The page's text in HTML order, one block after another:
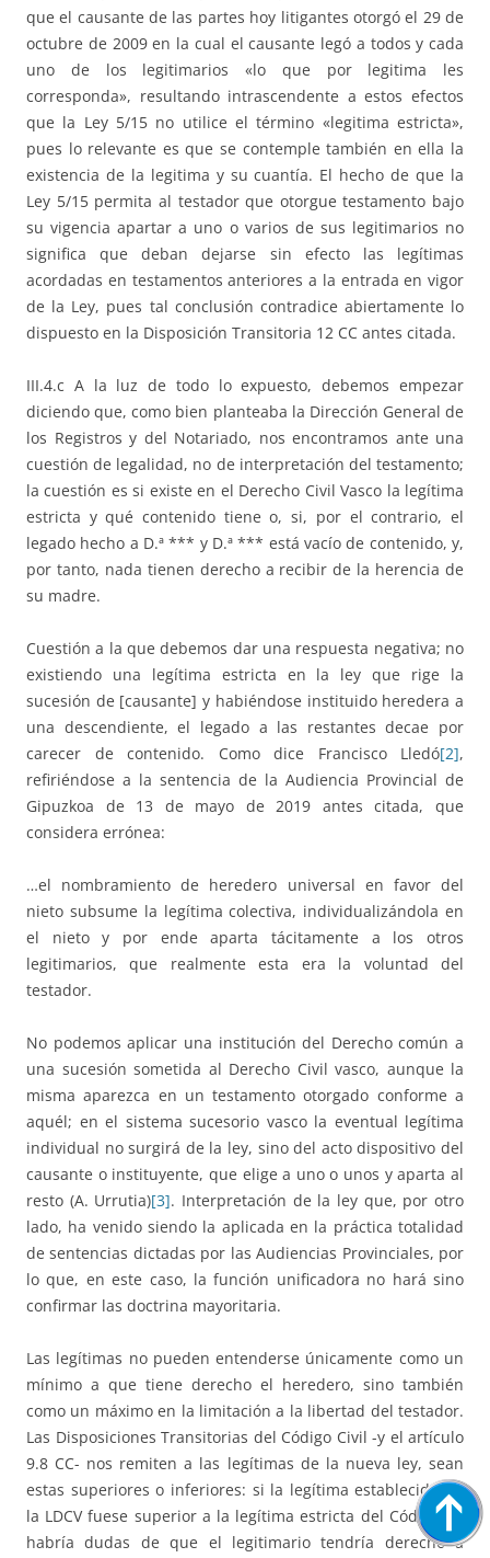
que el causante de las partes hoy litigantes otorgó el 29 de
octubre de 2009 en la cual el causante legó a todos y cada
uno de los legitimarios «lo que por legitima les
corresponda», resultando intrascendente a estos efectos
que la Ley 5/15 no utilice el término «legitima estricta»,
pues lo relevante es que se contemple también en ella la
existencia de la legitima y su cuantía. El hecho de que la
Ley 5/15 permita al testador que otorgue testamento bajo
su vigencia apartar a uno o varios de sus legitimarios no
significa que deban dejarse sin efecto las legítimas
acordadas en testamentos anteriores a la entrada en vigor
de la Ley, pues tal conclusión contradice abiertamente lo
dispuesto en la Disposición Transitoria 12 CC antes citada.
III.4.c A la luz de todo lo expuesto, debemos empezar
diciendo que, como bien planteaba la Dirección General de
los Registros y del Notariado, nos encontramos ante una
cuestión de legalidad, no de interpretación del testamento;
la cuestión es si existe en el Derecho Civil Vasco la legítima
estricta y qué contenido tiene o, si, por el contrario, el
legado hecho a D.ª *** y D.ª *** está vacío de contenido, y,
por tanto, nada tienen derecho a recibir de la herencia de
su madre.
Cuestión a la que debemos dar una respuesta negativa; no
existiendo una legítima estricta en la ley que rige la
sucesión de [causante] y habiéndose instituido heredera a
una descendiente, el legado a las restantes decae por
carecer de contenido. Como dice Francisco Lledó[2],
refiriéndose a la sentencia de la Audiencia Provincial de
Gipuzkoa de 13 de mayo de 2019 antes citada, que
considera errónea:
…el nombramiento de heredero universal en favor del
nieto subsume la legítima colectiva, individualizándola en
el nieto y por ende aparta tácitamente a los otros
legitimarios, que realmente esta era la voluntad del
testador.
No podemos aplicar una institución del Derecho común a
una sucesión sometida al Derecho Civil vasco, aunque la
misma aparezca en un testamento otorgado conforme a
aquél; en el sistema sucesorio vasco la eventual legítima
individual no surgirá de la ley, sino del acto dispositivo del
causante o instituyente, que elige a uno o unos y aparta al
resto (A. Urrutia)[3]. Interpretación de la ley que, por otro
lado, ha venido siendo la aplicada en la práctica totalidad
de sentencias dictadas por las Audiencias Provinciales, por
lo que, en este caso, la función unificadora no hará sino
confirmar las doctrina mayoritaria.
Las legítimas no pueden entenderse únicamente como un
mínimo a que tiene derecho el heredero, sino también
como un máximo en la limitación a la libertad del testador.
Las Disposiciones Transitorias del Código Civil -y el artículo
9.8 CC- nos remiten a las legítimas de la nueva ley, sean
estas superiores o inferiores: si la legítima establecida en
la LDCV fuese superior a la legítima estricta del Código no
habría dudas de que el legitimario tendría derecho a